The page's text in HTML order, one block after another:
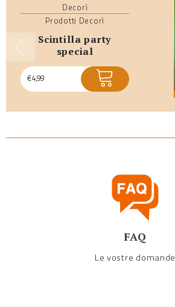
Decorì
Prodotti Decorì
scintilla party
special
€4,99
FAQ
Le vostre domande